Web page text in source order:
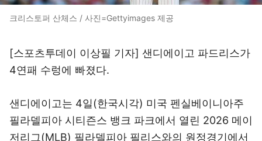
크리스토퍼 산체스 / 사진=Gettyimages 제공
[스포츠투데이 이상필 기자] 샌디에이고 파드리스가
4연패 수렁에 빠졌다.
샌디에이고는 4일(한국시각) 미국 펜실베이니아주
필라델피아 시티즌스 뱅크 파크에서 열린 2026 메이
저리그(MLB) 필라델피아 필리스와의 원정경기에서